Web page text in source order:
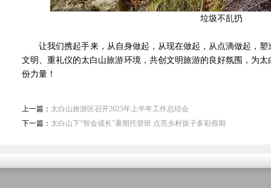
垃圾不乱扔
让我们携起手来，从自身做起，从现在做起，从点滴做起，塑
文明、重礼仪的太白山旅游环境，共创文明旅游的良好氛围，为
份力量！
上一篇： 太白山旅游区召开2025年上半年工作总结会
下一篇： 太白山下“智会成长”暑期托管班 点亮乡村孩子多彩假期